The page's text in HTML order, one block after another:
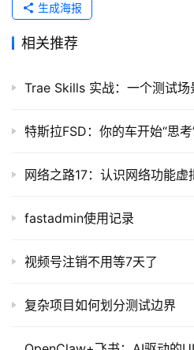
生成海报
相关推荐
Trae Skills 实战：一个测试场
特斯拉FSD：你的车开始“思考
网络之路17：认识网络功能虚
fastadmin使用记录
视频号注销不用等7天了
复杂项目如何划分测试边界